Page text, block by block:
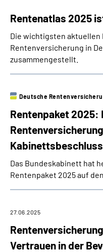
Rentenatlas 2025
Die wichtigsten aktuellen
Rentenversicherung in
zusammengestellt.
Rentenpaket 2025:
Kabinettsbeschluss
Deutsche
Das Bundeskabinett hat
Rentenpaket 2025 auf
Vertrauen in der
27.06.2025